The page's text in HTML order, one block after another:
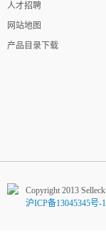
人才招聘
网站地图
产品目录下载
Copyright 2013
沪ICP备13045345号-1